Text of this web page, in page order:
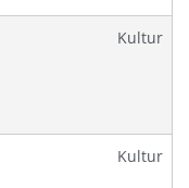
Kultur
Kultur